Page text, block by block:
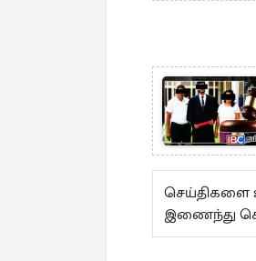
செய்திகளை
இணைந்து